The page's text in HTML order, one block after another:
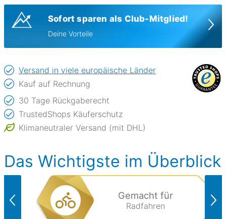
Sofort sparen als Club-Mitglied!
Deine Vorteile
Versand in viele europäische Länder
Kauf auf Rechnung
30 Tage Rückgaberecht
TrustedShops Käuferschutz
Klimaneutraler Versand (mit DHL)
Das Wichtigste im Überblick
Gemacht für
Radfahren